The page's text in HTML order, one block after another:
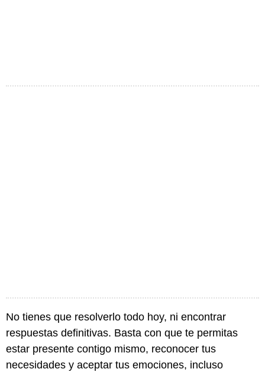
No tienes que resolverlo todo hoy, ni encontrar
respuestas definitivas. Basta con que te permitas
estar presente contigo mismo, reconocer tus
necesidades y aceptar tus emociones, incluso